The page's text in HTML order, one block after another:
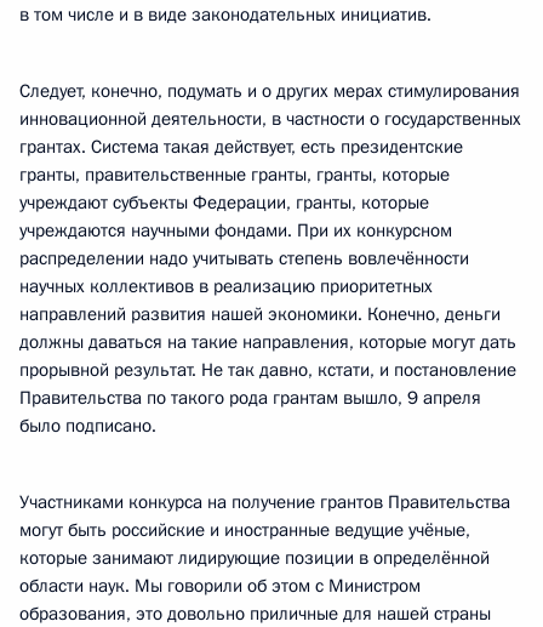
в том числе и в виде законодательных инициатив.
Следует, конечно, подумать и о других мерах стимулирования
инновационной деятельности, в частности о государственных
грантах. Система такая действует, есть президентские
гранты, правительственные гранты, гранты, которые
учреждают субъекты Федерации, гранты, которые
учреждаются научными фондами. При их конкурсном
распределении надо учитывать степень вовлечённости
научных коллективов в реализацию приоритетных
направлений развития нашей экономики. Конечно, деньги
должны даваться на такие направления, которые могут дать
прорывной результат. Не так давно, кстати, и постановление
Правительства по такого рода грантам вышло, 9 апреля
было подписано.
Участниками конкурса на получение грантов Правительства
могут быть российские и иностранные ведущие учёные,
которые занимают лидирующие позиции в определённой
области наук. Мы говорили об этом с Министром
образования, это довольно приличные для нашей страны